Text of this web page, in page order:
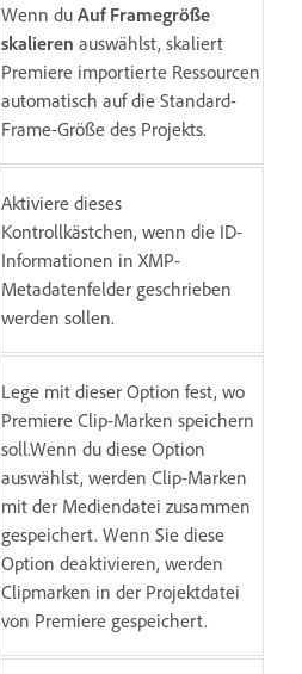
Wenn du Auf Framegröße
skalieren auswählst, skaliert
Premiere importierte Ressourcen
automatisch auf die Standard-
Frame-Größe des Projekts.
Aktiviere dieses
Kontrollkästchen, wenn die ID-
Informationen in XMP-
Metadatenfelder geschrieben
werden sollen.
Lege mit dieser Option fest, wo
Premiere Clip-Marken speichern
soll.Wenn du diese Option
auswählst, werden Clip-Marken
mit der Mediendatei zusammen
gespeichert. Wenn Sie diese
Option deaktivieren, werden
Clipmarken in der Projektdatei
von Premiere gespeichert.